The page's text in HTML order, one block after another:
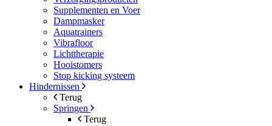
Supplementen en Voer
Dampmasker
Aquatrainers
Vibrafloor
Lichttherapie
Hooistomers
Stop kicking systeem
Hindernissen
Terug
Springen
Terug